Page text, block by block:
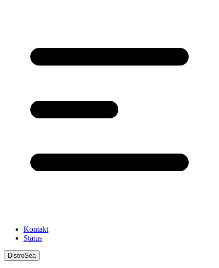
Kontakt
Status
DistroSea